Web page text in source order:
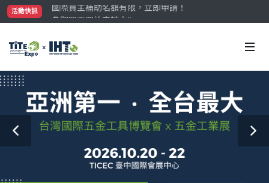
活動快訊
參觀門票開放申請中‼️
最大規模台灣五金展TiTE x IHT，2026/10/20-22與您在臺